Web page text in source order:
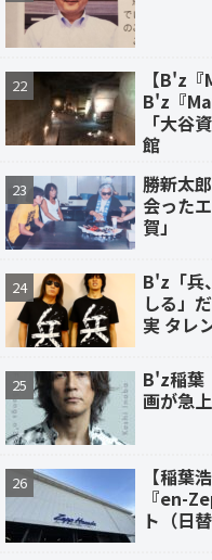
【B'z
B'z『
「大谷
館
勝新太
会った
賀」
B'z「兵
しる」
実 タレ
B'z稲葉
画が急
【稲葉
『en-
ト（日